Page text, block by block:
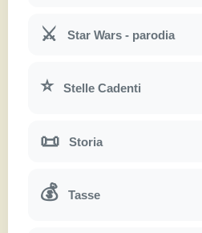
⚔ Star Wars - parodia
⭐ Stelle Cadenti
📜 Storia
💰 Tasse